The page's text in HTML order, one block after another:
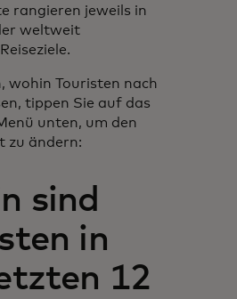
rangieren jeweils in
weltweit
wohin Touristen nach
tippen Sie auf das
unten, um den
zu ändern:
sind
in
12